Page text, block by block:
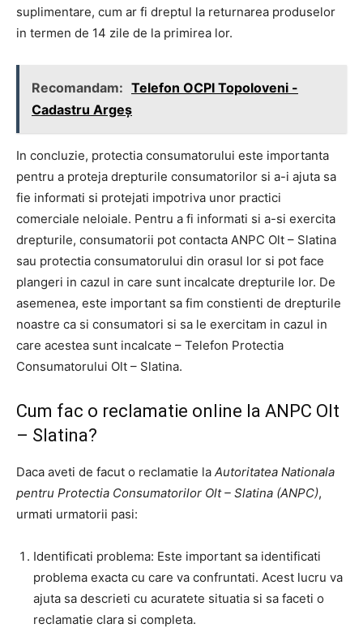
suplimentare, cum ar fi dreptul la returnarea produselor
in termen de 14 zile de la primirea lor.
Recomandam: Telefon OCPI Topoloveni -
Cadastru Argeş
In concluzie, protectia consumatorului este importanta
pentru a proteja drepturile consumatorilor si a-i ajuta sa
fie informati si protejati impotriva unor practici
comerciale neloiale. Pentru a fi informati si a-si exercita
drepturile, consumatorii pot contacta ANPC Olt – Slatina
sau protectia consumatorului din orasul lor si pot face
plangeri in cazul in care sunt incalcate drepturile lor. De
asemenea, este important sa fim constienti de drepturile
noastre ca si consumatori si sa le exercitam in cazul in
care acestea sunt incalcate – Telefon Protectia
Consumatorului Olt – Slatina.
Cum fac o reclamatie online la ANPC Olt
– Slatina?
Daca aveti de facut o reclamatie la Autoritatea Nationala
pentru Protectia Consumatorilor Olt – Slatina (ANPC),
urmati urmatorii pasi:
Identificati problema: Este important sa identificati
problema exacta cu care va confruntati. Acest lucru va
ajuta sa descrieti cu acuratete situatia si sa faceti o
reclamatie clara si completa.